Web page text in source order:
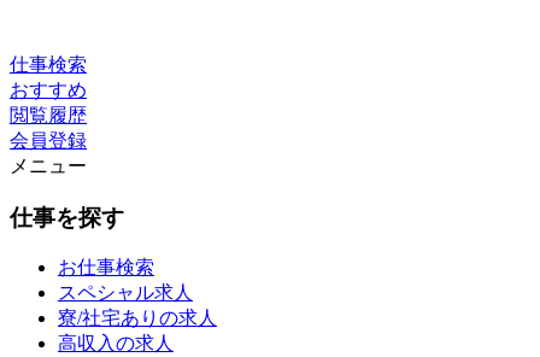
仕事検索
おすすめ
閲覧履歴
会員登録
メニュー
仕事を探す
お仕事検索
スペシャル求人
寮/社宅ありの求人
高収入の求人